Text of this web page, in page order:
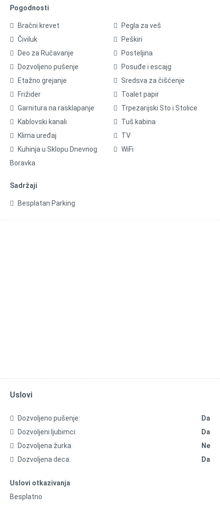
Pogodnosti
Bračni krevet
Čiviluk
Deo za Ručavanje
Dozvoljeno pušenje
Etažno grejanje
Frižider
Garnitura na rasklapanje
Kablovski kanali
Klima uređaj
Kuhinja u Sklopu Dnevnog
Boravka
Pegla za veš
Peškiri
Posteljina
Posuđe i escajg
Sredsva za čišćenje
Toalet papir
Trpezarijski Sto i Stolice
Tuš kabina
TV
WiFi
Sadržaji
Besplatan Parking
Uslovi
Dozvoljeno pušenje:
Da
Dozvoljeni ljubimci:
Da
Dozvoljena žurka:
Ne
Dozvoljena deca:
Da
Uslovi otkazivanja
Besplatno